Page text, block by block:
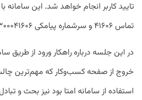
تایید کاربر انجام خواهد شد. این سامانه
تماس ۴۱۶۰۶ و سرشماره پیامکی ۳۰۰۰۴۱۶۰۶ پشتیبانی می‌­شود.
در این جلسه درباره راهکار ورود از طریق
خروج از صفحه کسب­‌وکار که مهم‌­ترین
استفاده از سامانه امتا بود نیز بحث و